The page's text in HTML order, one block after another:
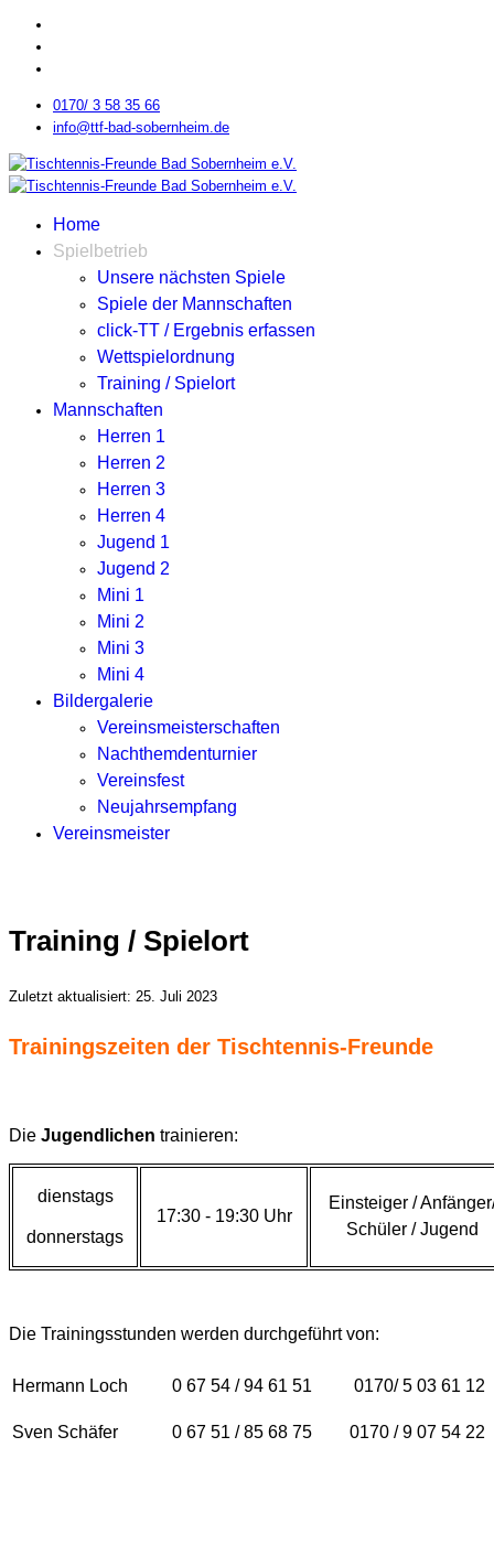
0170/ 3 58 35 66
info@ttf-bad-sobernheim.de
Home
Spielbetrieb
Unsere nächsten Spiele
Spiele der Mannschaften
click-TT / Ergebnis erfassen
Wettspielordnung
Training / Spielort
Mannschaften
Herren 1
Herren 2
Herren 3
Herren 4
Jugend 1
Jugend 2
Mini 1
Mini 2
Mini 3
Mini 4
Bildergalerie
Vereinsmeisterschaften
Nachthemdenturnier
Vereinsfest
Neujahrsempfang
Vereinsmeister
Training / Spielort
Zuletzt aktualisiert: 25. Juli 2023
Trainingszeiten der Tischtennis-Freunde
Die Jugendlichen trainieren:
dienstags
donnerstags
17:30 - 19:30 Uhr
Einsteiger /
Schüler / Jugend
Die Trainingsstunden werden durchgeführt von:
Hermann Loch 0 67 54 / 94 61 51 0170/ 5 03 61 12
Sven Schäfer 0 67 51 / 85 68 75 0170 / 9 07 54 22